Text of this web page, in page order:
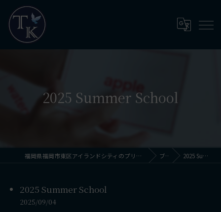
2025 Summer School
福岡県福岡市東区アイランドシティのプリスクールならThinkingKids International School ブログ 2025 Summer School
2025 Summer School
2025/09/04